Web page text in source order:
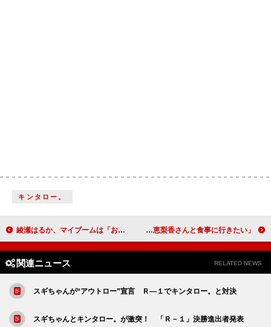
キンタロー。
綾瀬はるか、マイブームは「お風呂で一人カラオケ」 「バレンタインクイーン」を受賞 有村架純「今年は特別な誕生日」 「戸田恵梨香さんと食事に行きたい」
関連ニュース RELATED NEWS
スギちゃんが“アウトロー”宣言 Ｒ―１でキンタロー。と対決
スギちゃんとキンタロー。が激突！ 「Ｒ－１」決勝進出者発表